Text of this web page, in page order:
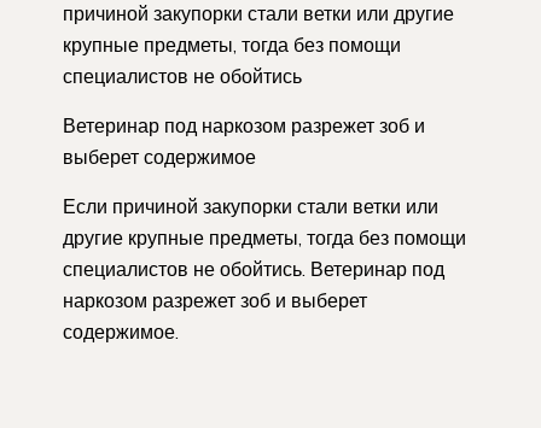
причиной закупорки стали ветки или другие
крупные предметы, тогда без помощи
специалистов не обойтись
Ветеринар под наркозом разрежет зоб и
выберет содержимое
Если причиной закупорки стали ветки или
другие крупные предметы, тогда без помощи
специалистов не обойтись. Ветеринар под
наркозом разрежет зоб и выберет
содержимое.